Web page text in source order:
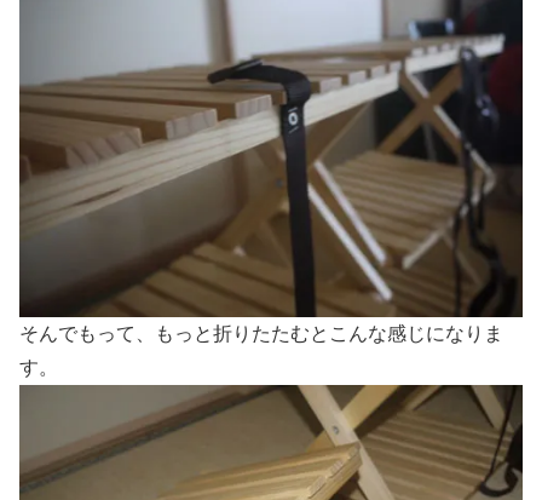
そんでもって、もっと折りたたむとこんな感じになりま
す。